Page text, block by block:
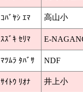
ｺﾊﾞﾔｼ ｴﾏ 高山小
ｽｽﾞｷ ｾﾘﾏ E-
ﾏﾂﾑﾗ ﾀﾊﾞｻ NDF
ｻｲﾄｳ ﾘｵﾅ 井上小